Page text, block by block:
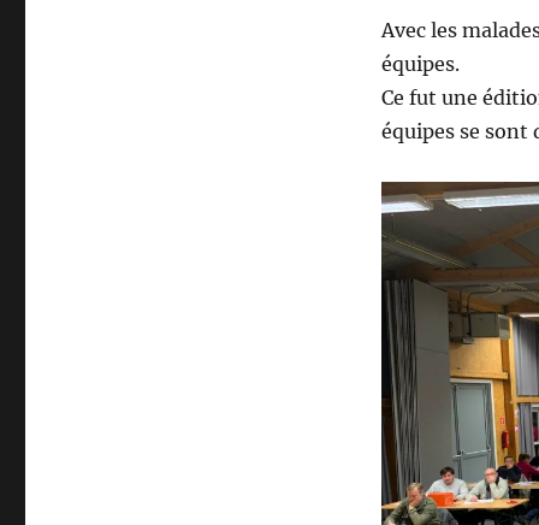
Avec les
équipes.
Ce fut une
équipes se sont